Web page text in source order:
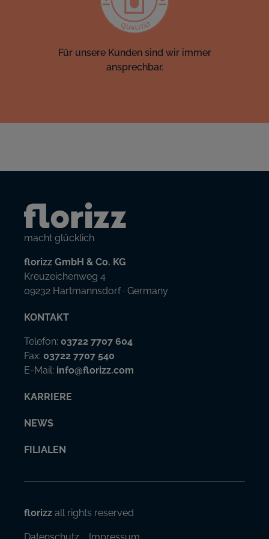
Für unsere Kunden sind wir immer
ansprechbar.
macht glücklich
florizz GmbH & Co. KG
Kreuzeichenweg 4
09232 Hartmannsdorf · Germany
KONTAKT
Telefon: 03722 7707 604
Fax: 03722 7707 540
E-Mail: info@florizz.com
KARRIERE
NEWS
FILIALEN
florizz all rights reserved
Datenschutz Impressum